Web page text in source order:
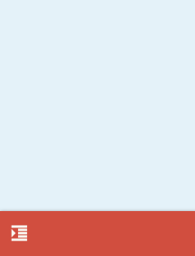
format_indent_increase